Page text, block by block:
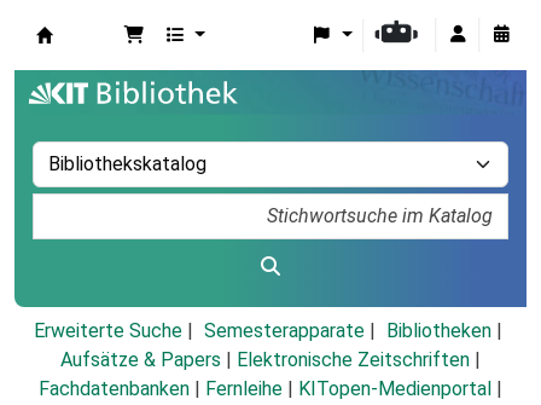
Erweiterte Suche Semesterapparate
Bibliotheken
Aufsätze & Papers
Elektronische Zeitschriften
Fachdatenbanken
Fernleihe KITopen-Medienportal